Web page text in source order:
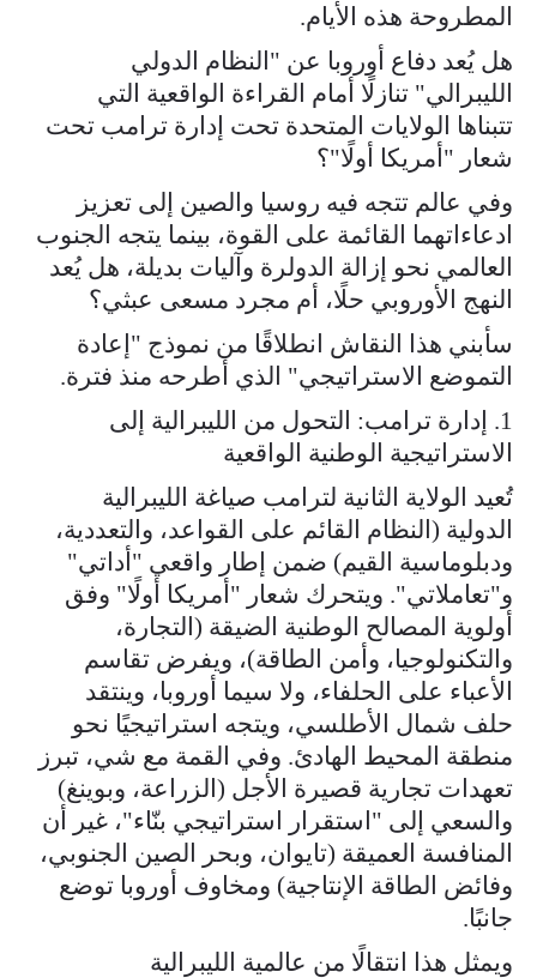
المطروحة هذه الأيام.
هل يُعد دفاع أوروبا عن "النظام الدولي
الليبرالي" تنازلًا أمام القراءة الواقعية التي
تتبناها الولايات المتحدة تحت إدارة ترامب تحت
شعار "أمريكا أولًا"؟
وفي عالم تتجه فيه روسيا والصين إلى تعزيز
ادعاءاتهما القائمة على القوة، بينما يتجه الجنوب
العالمي نحو إزالة الدولرة وآليات بديلة، هل يُعد
النهج الأوروبي حلًا، أم مجرد مسعى عبثي؟
سأبني هذا النقاش انطلاقًا من نموذج "إعادة
التموضع الاستراتيجي" الذي أطرحه منذ فترة.
1. إدارة ترامب: التحول من الليبرالية إلى
الاستراتيجية الوطنية الواقعية
تُعيد الولاية الثانية لترامب صياغة الليبرالية
الدولية (النظام القائم على القواعد، والتعددية،
ودبلوماسية القيم) ضمن إطار واقعي "أداتي"
و"تعاملاتي". ويتحرك شعار "أمريكا أولًا" وفق
أولوية المصالح الوطنية الضيقة (التجارة،
والتكنولوجيا، وأمن الطاقة)، ويفرض تقاسم
الأعباء على الحلفاء، ولا سيما أوروبا، وينتقد
حلف شمال الأطلسي، ويتجه استراتيجيًا نحو
منطقة المحيط الهادئ. وفي القمة مع شي، تبرز
تعهدات تجارية قصيرة الأجل (الزراعة، وبوينغ)
والسعي إلى "استقرار استراتيجي بنّاء"، غير أن
المنافسة العميقة (تايوان، وبحر الصين الجنوبي،
وفائض الطاقة الإنتاجية) ومخاوف أوروبا توضع
جانبًا.
ويمثل هذا انتقالًا من عالمية الليبرالية